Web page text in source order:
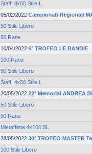
Staff. 4x50 Stile L.
05/02/2022 Campionati Regionali
50 Stile Libero
50 Rana
10/04/2022 6° TROFEO LE BANDIE
100 Rana
50 Stile Libero
Staff. 4x50 Stile L.
20/05/2022 22° Memorial ANDREA
50 Stile Libero
50 Rana
Mistaffetta 4x100 SL
28/05/2022 30° TROFEO MASTER
100 Stile Libero